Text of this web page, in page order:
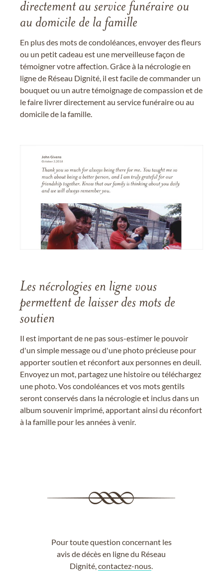
directement au service funéraire ou
au domicile de la famille
En plus des mots de condoléances, envoyer des fleurs
ou un petit cadeau est une merveilleuse façon de
témoigner votre affection. Grâce à la nécrologie en
ligne de Réseau Dignité, il est facile de commander un
bouquet ou un autre témoignage de compassion et de
le faire livrer directement au service funéraire ou au
domicile de la famille.
Les nécrologies en ligne vous
permettent de laisser des mots de
soutien
Il est important de ne pas sous-estimer le pouvoir
d'un simple message ou d'une photo précieuse pour
apporter soutien et réconfort aux personnes en deuil.
Envoyez un mot, partagez une histoire ou téléchargez
une photo. Vos condoléances et vos mots gentils
seront conservés dans la nécrologie et inclus dans un
album souvenir imprimé, apportant ainsi du réconfort
à la famille pour les années à venir.
Pour toute question concernant les
avis de décès en ligne du Réseau
Dignité,contactez-nous